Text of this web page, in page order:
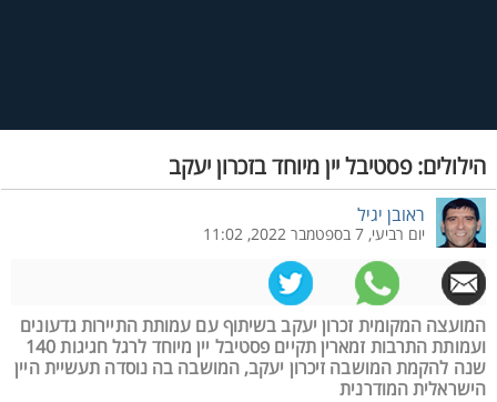
הילולים: פסטיבל יין מיוחד בזכרון יעקב
ראובן יגיל
יום רביעי, 7 בספטמבר 2022, 11:02
המועצה המקומית זכרון יעקב בשיתוף עם עמותת התיירות גדעונים
ועמותת התרבות זמארין תקיים פסטיבל יין מיוחד לרגל חגיגות 140
שנה להקמת המושבה זיכרון יעקב, המושבה בה נוסדה תעשיית היין
הישראלית המודרנית